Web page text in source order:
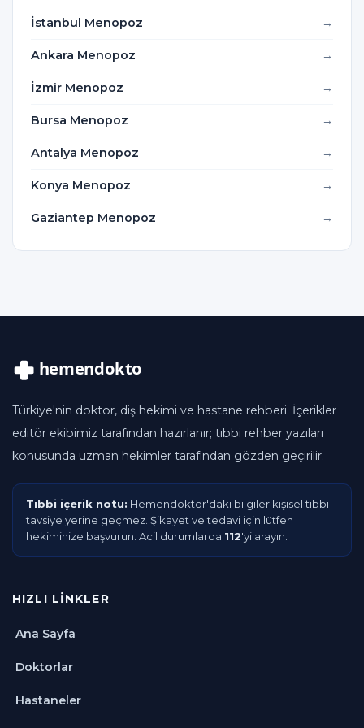
İstanbul Menopoz
Ankara Menopoz
İzmir Menopoz
Bursa Menopoz
Antalya Menopoz
Konya Menopoz
Gaziantep Menopoz
Türkiye'nin doktor, diş hekimi ve hastane rehberi. İçerikler
editör ekibimiz tarafından hazırlanır; tıbbi rehber yazıları
konusunda uzman hekimler tarafından gözden geçirilir.
Tıbbi içerik notu: Hemendoktor'daki bilgiler kişisel tıbbi
tavsiye yerine geçmez. Şikayet ve tedavi için lütfen
hekiminize başvurun. Acil durumlarda 112'yi arayın.
HIZLI LINKLER
Ana Sayfa
Doktorlar
Hastaneler